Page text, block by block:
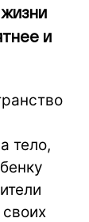
и
тело,